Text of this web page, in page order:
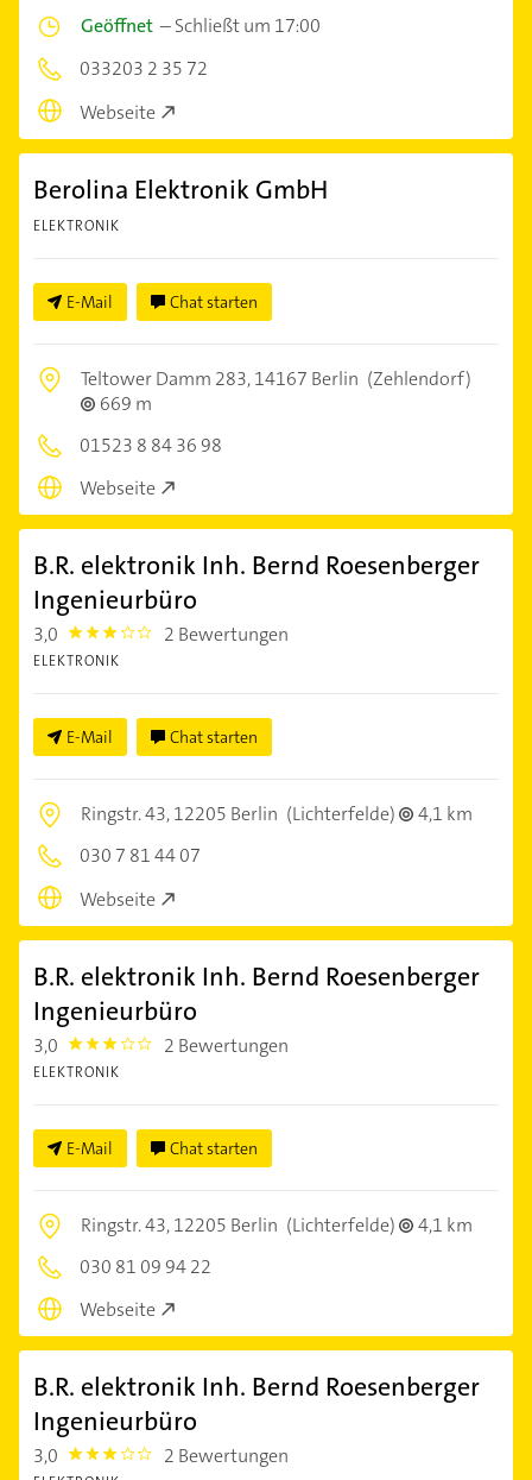
Geöffnet –Schließt um 17:00
033203 2 35 72
Webseite
Berolina Elektronik GmbH
ELEKTRONIK
E-Mail Chat starten
Teltower Damm 283,14167 Berlin (Zehlendorf)
669 m
01523 8 84 36 98
Webseite
B.R. elektronik Inh. Bernd Roesenberger
Ingenieurbüro
3,0 3.0 2 Bewertungen
ELEKTRONIK
E-Mail Chat starten
Ringstr. 43,12205 Berlin (Lichterfelde)
4,1 km
030 7 81 44 07
Webseite
B.R. elektronik Inh. Bernd Roesenberger
Ingenieurbüro
3,0 3.0 2 Bewertungen
ELEKTRONIK
E-Mail Chat starten
Ringstr. 43,12205 Berlin (Lichterfelde)
4,1 km
030 81 09 94 22
Webseite
B.R. elektronik Inh. Bernd Roesenberger
Ingenieurbüro
3,0 3.0 2 Bewertungen